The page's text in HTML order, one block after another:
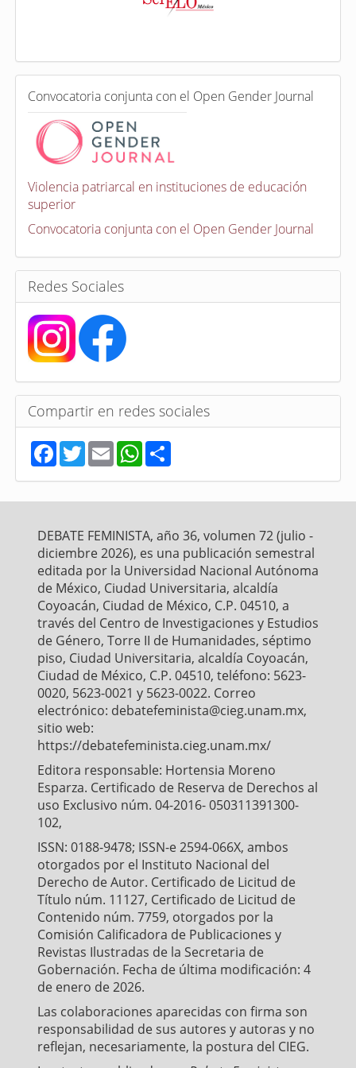
a
e
n
C
o
o
a
t
o
r
a
s
Convocatoria conjunta con el Open Gender Journal
Violencia patriarcal en instituciones de educación
superior
Convocatoria conjunta con el Open Gender Journal
Redes Sociales
Compartir en redes sociales
F
a
c
e
b
k
T
w
t
t
E
m
a
i
l
W
h
a
t
s
p
S
h
r
e
DEBATE FEMINISTA, año 36, volumen 72 (julio -
diciembre 2026), es una publicación semestral
editada por la Universidad Nacional Autónoma
de México, Ciudad Universitaria, alcaldía
Coyoacán, Ciudad de México, C.P. 04510, a
través del Centro de Investigaciones y Estudios
de Género, Torre II de Humanidades, séptimo
piso, Ciudad Universitaria, alcaldía Coyoacán,
Ciudad de México, C.P. 04510, teléfono: 5623-
0020, 5623-0021 y 5623-0022. Correo
electrónico: debatefeminista@cieg.unam.mx,
sitio web:
https://debatefeminista.cieg.unam.mx/
Editora responsable: Hortensia Moreno
Esparza. Certificado de Reserva de Derechos al
uso Exclusivo núm. 04-2016- 050311391300-
102,
ISSN: 0188-9478; ISSN-e 2594-066X, ambos
otorgados por el Instituto Nacional del
Derecho de Autor. Certificado de Licitud de
Título núm. 11127, Certificado de Licitud de
Contenido núm. 7759, otorgados por la
Comisión Calificadora de Publicaciones y
Revistas Ilustradas de la Secretaria de
Gobernación. Fecha de última modificación: 4
de enero de 2026.
Las colaboraciones aparecidas con firma son
responsabilidad de sus autores y autoras y no
reflejan, necesariamente, la postura del CIEG.